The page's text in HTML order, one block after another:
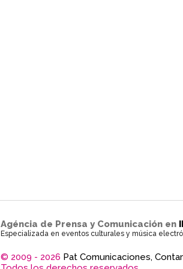
Agéncia de Prensa y Comunicación en
Especializada en eventos culturales y música
© 2009 - 2026 Pat Comunicaciones,